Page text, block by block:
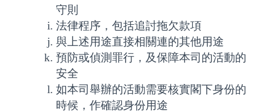
守則
法律程序，包括追討拖欠款項
與上述用途直接相關連的其他用途
預防或偵測罪行，及保障本司的活動的
安全
如本司舉辦的活動需要核實閣下身份的
時候，作確認身份用途